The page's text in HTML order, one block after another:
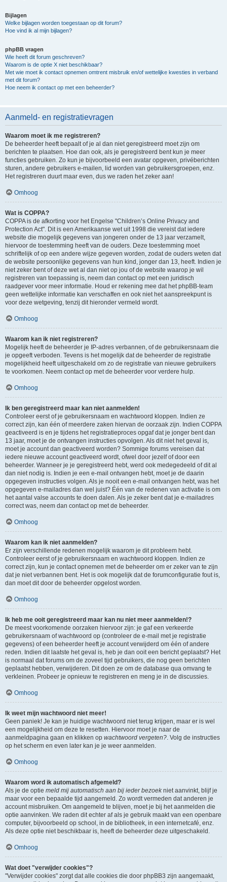
Bijlagen
Welke bijlagen worden toegestaan op dit forum?
Hoe vind ik al mijn bijlagen?
phpBB vragen
Wie heeft dit forum geschreven?
Waarom is de optie X niet beschikbaar?
Met wie moet ik contact opnemen omtrent misbruik en/of wettelijke kwesties in verband
met dit forum?
Hoe neem ik contact op met een beheerder?
Aanmeld- en registratievragen
Waarom moet ik me registreren?
De beheerder heeft bepaalt of je al dan niet geregistreerd moet zijn om
berichten te plaatsen. Hoe dan ook, als je geregistreerd bent kun je meer
functies gebruiken. Zo kun je bijvoorbeeld een avatar opgeven, privéberichten
sturen, andere gebruikers e-mailen, lid worden van gebruikersgroepen, enz.
Het registreren duurt maar even, dus we raden het zeker aan!
Omhoog
Wat is COPPA?
COPPA is de afkorting voor het Engelse "Children’s Online Privacy and
Protection Act". Dit is een Amerikaanse wet uit 1998 die vereist dat iedere
website die mogelijk gegevens van jongeren onder de 13 jaar verzamelt,
hiervoor de toestemming heeft van de ouders. Deze toestemming moet
schriftelijk of op een andere wijze gegeven worden, zodat de ouders weten dat
de website persoonlijke gegevens van hun kind, jonger dan 13, heeft. Indien je
niet zeker bent of deze wet al dan niet op jou of de website waarop je wil
registreren van toepassing is, neem dan contact op met een juridisch
raadgever voor meer informatie. Houd er rekening mee dat het phpBB-team
geen wettelijke informatie kan verschaffen en ook niet het aanspreekpunt is
voor deze wetgeving, tenzij dit hieronder vermeld wordt.
Omhoog
Waarom kan ik niet registreren?
Mogelijk heeft de beheerder je IP-adres verbannen, of de gebruikersnaam die
je opgeeft verboden. Tevens is het mogelijk dat de beheerder de registratie
mogelijkheid heeft uitgeschakeld om zo de registratie van nieuwe gebruikers
te voorkomen. Neem contact op met de beheerder voor verdere hulp.
Omhoog
Ik ben geregistreerd maar kan niet aanmelden!
Controleer eerst of je gebruikersnaam en wachtwoord kloppen. Indien ze
correct zijn, kan één of meerdere zaken hiervan de oorzaak zijn. Indien COPPA
geactiveerd is en je tijdens het registratieproces opgaf dat je jonger bent dan
13 jaar, moet je de ontvangen instructies opvolgen. Als dit niet het geval is,
moet je account dan geactiveerd worden? Sommige forums vereisen dat
iedere nieuwe account geactiveerd wordt, ofwel door jezelf of door een
beheerder. Wanneer je je geregistreerd hebt, werd ook medegedeeld of dit al
dan niet nodig is. Indien je een e-mail ontvangen hebt, moet je de daarin
opgegeven instructies volgen. Als je nooit een e-mail ontvangen hebt, was het
opgegeven e-mailadres dan wel juist? Één van de redenen van activatie is om
het aantal valse accounts te doen dalen. Als je zeker bent dat je e-mailadres
correct was, neem dan contact op met de beheerder.
Omhoog
Waarom kan ik niet aanmelden?
Er zijn verschillende redenen mogelijk waarom je dit probleem hebt.
Controleer eerst of je gebruikersnaam en wachtwoord kloppen. Indien ze
correct zijn, kun je contact opnemen met de beheerder om er zeker van te zijn
dat je niet verbannen bent. Het is ook mogelijk dat de forumconfiguratie fout is,
dan moet dit door de beheerder opgelost worden.
Omhoog
Ik heb me ooit geregistreerd maar kan nu niet meer aanmelden!?
De meest voorkomende oorzaken hiervoor zijn: je gaf een verkeerde
gebruikersnaam of wachtwoord op (controleer de e-mail met je registratie
gegevens) of een beheerder heeft je account verwijderd om één of andere
reden. Indien dit laatste het geval is, heb je dan ooit een bericht geplaatst? Het
is normaal dat forums om de zoveel tijd gebruikers, die nog geen berichten
geplaatst hebben, verwijderen. Dit doen ze om de database qua omvang te
verkleinen. Probeer je opnieuw te registreren en meng je in de discussies.
Omhoog
Ik weet mijn wachtwoord niet meer!
Geen paniek! Je kan je huidige wachtwoord niet terug krijgen, maar er is wel
een mogelijkheid om deze te resetten. Hiervoor moet je naar de
aanmeldpagina gaan en klikken op wachtwoord vergeten?. Volg de instructies
op het scherm en even later kan je je weer aanmelden.
Omhoog
Waarom word ik automatisch afgemeld?
Als je de optie meld mij automatisch aan bij ieder bezoekniet aanvinkt, blijf je
maar voor een bepaalde tijd aangemeld. Zo wordt vermeden dat anderen je
account misbruiken. Om aangemeld te blijven, moet je bij het aanmelden die
optie aanvinken. We raden dit echter af als je gebruik maakt van een openbare
computer, bijvoorbeeld op school, in de bibliotheek, in een internetcafé, enz.
Als deze optie niet beschikbaar is, heeft de beheerder deze uitgeschakeld.
Omhoog
Wat doet "verwijder cookies"?
"Verwijder cookies" zorgt dat alle cookies die door phpBB3 zijn aangemaakt,